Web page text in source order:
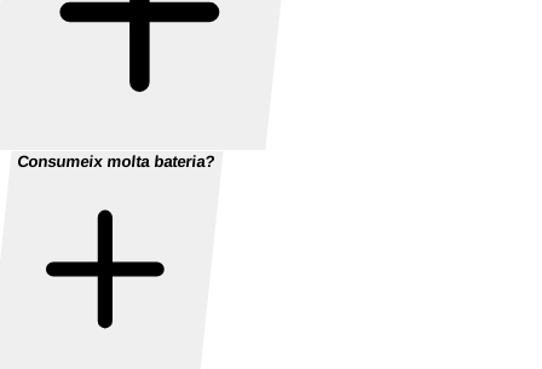
Consumeix molta bateria?